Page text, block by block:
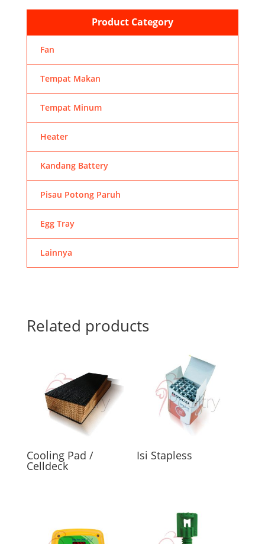
Product Category
Fan
Tempat Makan
Tempat Minum
Heater
Kandang Battery
Pisau Potong Paruh
Egg Tray
Lainnya
Related products
Cooling Pad /
Celldeck
Isi Stapless